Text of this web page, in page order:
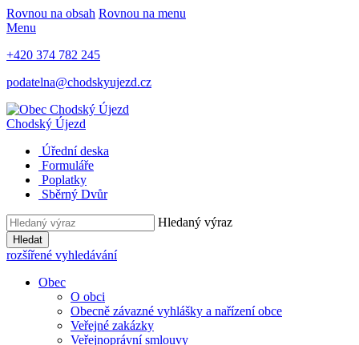
Rovnou na obsah Rovnou na menu
Menu
+420 374 782 245
podatelna@chodskyujezd.cz
Chodský Újezd
Úřední deska
Formuláře
Poplatky
Sběrný Dvůr
Hledaný výraz
Hledat
rozšířené vyhledávání
Obec
O obci
Obecně závazné vyhlášky a nařízení obce
Veřejné zakázky
Veřejnoprávní smlouvy